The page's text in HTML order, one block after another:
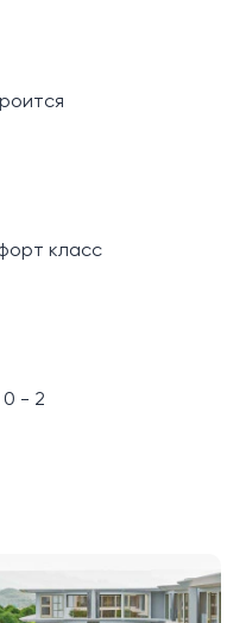
класс
0 - 2